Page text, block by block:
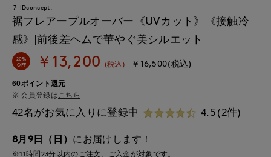
7-IDconcept.
裾フレアープルオーバー《UVカット》《接触冷
感》|前後差ヘムで華やぐ美シルエット
20%
OFF
￥13,200 (税込) ￥16,500(税込)
60ポイント還元
会員登録は こちら
42名がお気に入りに登録中 4.5 (2件)
8月9日（日） にお届けします！
※11時間23分以内のご注文、ご入金が対象です。